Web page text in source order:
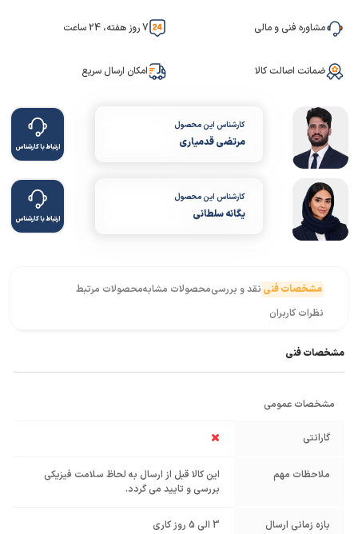
مشاوره فنی و مالی 7 روز هفته، 24 ساعت
ضمانت اصالت کالا امکان ارسال سریع
کارشناس این محصول
مرتضی قدمیاری ارتباط با کارشناس
کارشناس این محصول
یگانه سلطانی ارتباط با کارشناس
مشخصات فنی نقد و بررسیمحصولات مشابهمحصولات مرتبط
نظرات کاربران
مشخصات فنی
مشخصات عمومی
گارانتی
ملاحظات مهم
این کالا قبل از ارسال به لحاظ سلامت فیزیکی
بررسی و تایید می گردد.
بازه زمانی ارسال 3 الی 5 روز کاری